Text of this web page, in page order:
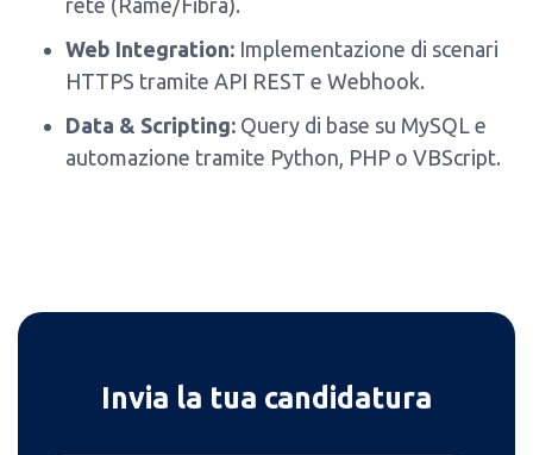
Web Integration: Implementazione di scenari
HTTPS tramite API REST e Webhook.
Data & Scripting: Query di base su MySQL e
automazione tramite Python, PHP o VBScript.
Invia la tua candidatura